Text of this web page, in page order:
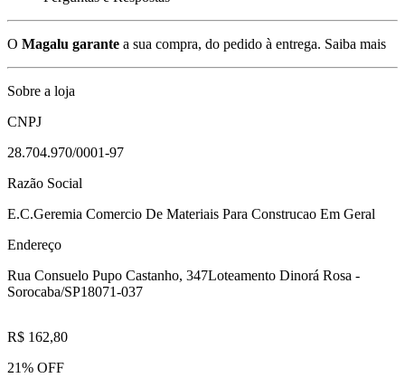
O Magalu garante a sua compra, do pedido à entrega. Saiba mais
Sobre a loja
CNPJ
28.704.970/0001-97
Razão Social
E.C.Geremia Comercio De Materiais Para Construcao Em Geral
Endereço
Rua Consuelo Pupo Castanho, 347Loteamento Dinorá Rosa -
Sorocaba/SP18071-037
R$ 162,80
21% OFF